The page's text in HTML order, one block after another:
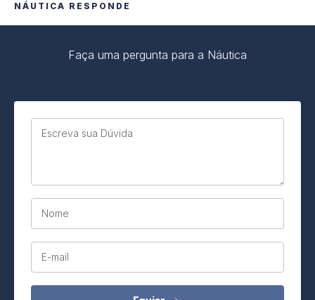
NÁUTICA RESPONDE
Faça uma pergunta para a Náutica
Escreva sua Dúvida
Nome
E-mail